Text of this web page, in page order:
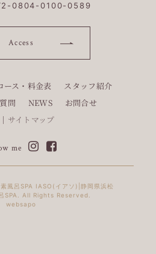
0804-0100-0589
Access
ース・料金表
スタッフ紹介
問 NEWS
お問合せ
サイトマップ
me
風呂SPA IASO(イアソ)|静岡県浜松
SPA. All Rights Reserved.
websapo